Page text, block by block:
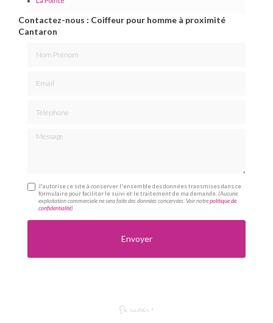
Contactez-nous : Coiffeur pour homme à proximité
Cantaron
Message
J'autorise ce site à conserver l'ensemble des données transmises dans ce
formulaire pour faciliter le suivi et le traitement de ma demande.(Aucune
exploitation commerciale ne sera faite des données concervées. Voir notrepolitique de
confidentialité)
En savoir +